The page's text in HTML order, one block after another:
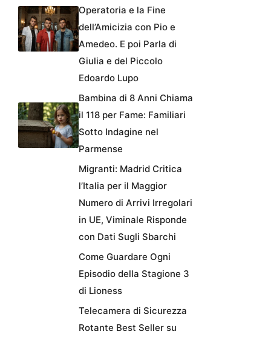
Operatoria e la Fine
dell’Amicizia con Pio e
Amedeo. E poi Parla di
Giulia e del Piccolo
Edoardo Lupo
Bambina di 8 Anni Chiama
il 118 per Fame: Familiari
Sotto Indagine nel
Parmense
Migranti: Madrid Critica
l’Italia per il Maggior
Numero di Arrivi Irregolari
in UE, Viminale Risponde
con Dati Sugli Sbarchi
Come Guardare Ogni
Episodio della Stagione 3
di Lioness
Telecamera di Sicurezza
Rotante Best Seller su